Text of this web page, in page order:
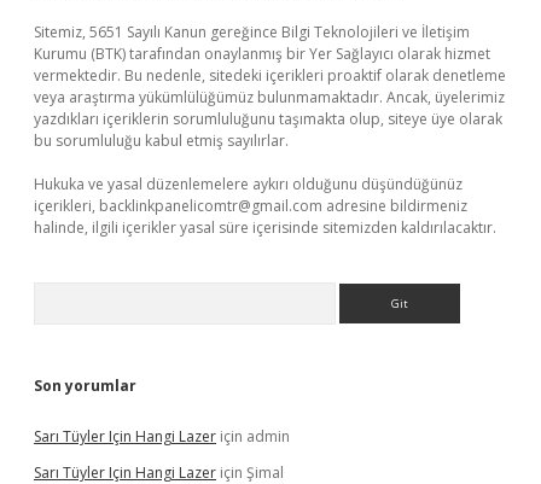
Sitemiz, 5651 Sayılı Kanun gereğince Bilgi Teknolojileri ve İletişim
Kurumu (BTK) tarafından onaylanmış bir Yer Sağlayıcı olarak hizmet
vermektedir. Bu nedenle, sitedeki içerikleri proaktif olarak denetleme
veya araştırma yükümlülüğümüz bulunmamaktadır. Ancak, üyelerimiz
yazdıkları içeriklerin sorumluluğunu taşımakta olup, siteye üye olarak
bu sorumluluğu kabul etmiş sayılırlar.
Hukuka ve yasal düzenlemelere aykırı olduğunu düşündüğünüz
içerikleri, backlinkpanelicomtr@gmail.com adresine bildirmeniz
halinde, ilgili içerikler yasal süre içerisinde sitemizden kaldırılacaktır.
Son yorumlar
Sarı Tüyler Için Hangi Lazer için admin
Sarı Tüyler Için Hangi Lazer için Şimal